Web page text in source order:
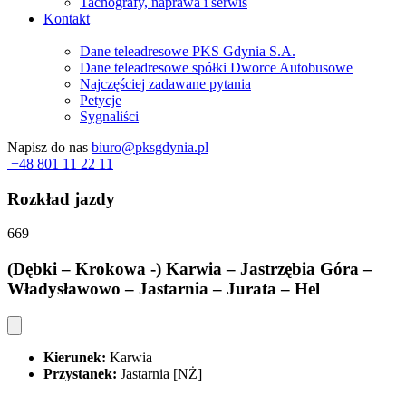
Kontakt
Dane teleadresowe PKS Gdynia S.A.
Dane teleadresowe spółki Dworce Autobusowe
Najczęściej zadawane pytania
Petycje
Sygnaliści
Napisz do nas biuro@pksgdynia.pl
+48 801 11 22 11
Rozkład jazdy
669
(Dębki – Krokowa -) Karwia – Jastrzębia Góra –
Władysławowo – Jastarnia – Jurata – Hel
Kierunek: Karwia
Przystanek: Jastarnia [NŻ]